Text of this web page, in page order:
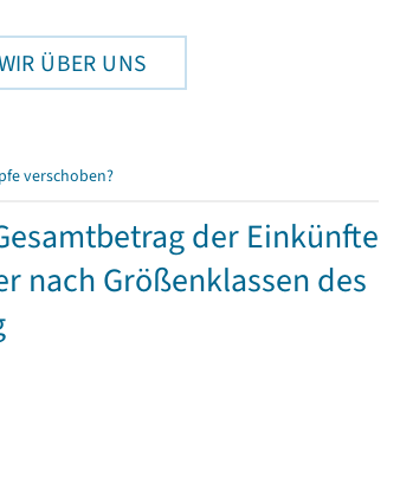
ÜBER UNS
verschoben?
der Einkünfte
nach Größenklassen des